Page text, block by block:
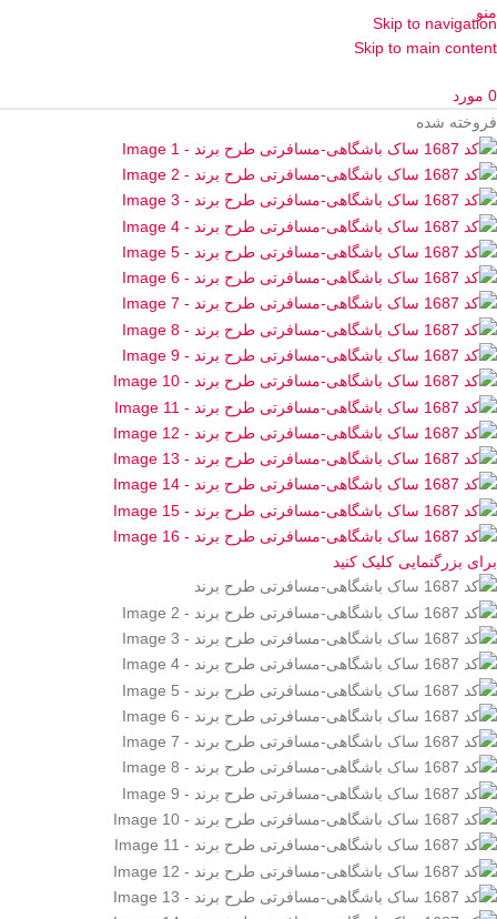
Skip to navigation
Skip to main content
منو
0 مورد
فروخته شده
برای بزرگنمایی کلیک کنید